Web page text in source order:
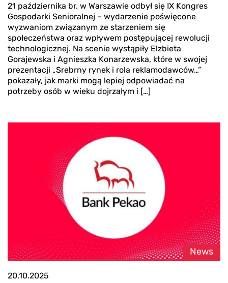
21 października br. w Warszawie odbył się IX Kongres
Gospodarki Senioralnej – wydarzenie poświęcone
wyzwaniom związanym ze starzeniem się
społeczeństwa oraz wpływem postępującej rewolucji
technologicznej. Na scenie wystąpiły Elzbieta
Gorajewska i Agnieszka Konarzewska, które w swojej
prezentacji „Srebrny rynek i rola reklamodawców…”
pokazały, jak marki mogą lepiej odpowiadać na
potrzeby osób w wieku dojrzałym i […]
News
20.10.2025